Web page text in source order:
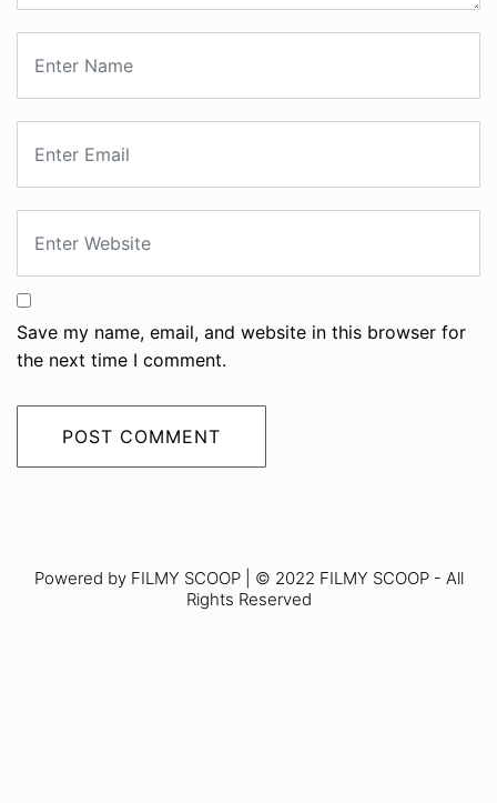
Save my name, email, and website in this browser for
the next time I comment.
Powered by FILMY SCOOP | © 2022 FILMY SCOOP - All
Rights Reserved